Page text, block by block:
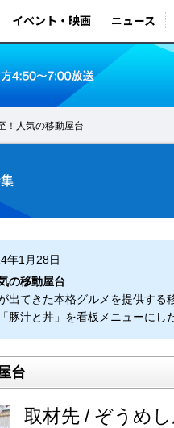
イベント・映画 ニュース
！人気の移動屋台
1月28日
の移動屋台
出てきた本格グルメを提供する
豚汁と丼」を看板メニューにし
台
取材先 / ぞうめ